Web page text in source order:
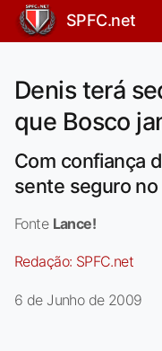
SPFC.net
Denis terá
que Bosco
Com confiança
sente seguro
Fonte Lance!
Redação: SPFC.net
6 de Junho de 2009